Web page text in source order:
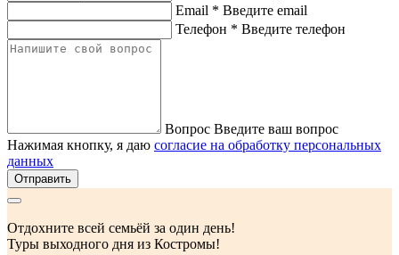
Email * Введите email
Телефон * Введите телефон
Вопрос Введите ваш вопрос
Нажимая кнопку, я даю согласие на обработку персональных
данных
Отправить
Отдохните всей семьёй за один день!
Туры выходного дня из Костромы!